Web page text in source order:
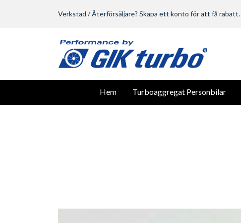
Verkstad / Återförsäljare? Skapa ett konto för att få rabatt.
Hem Turboaggregat Personbilar